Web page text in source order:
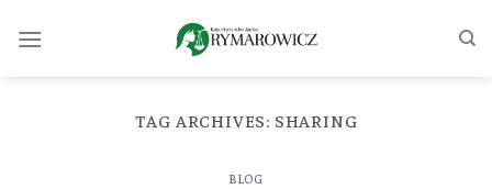
TAG ARCHIVES: SHARING
BLOG